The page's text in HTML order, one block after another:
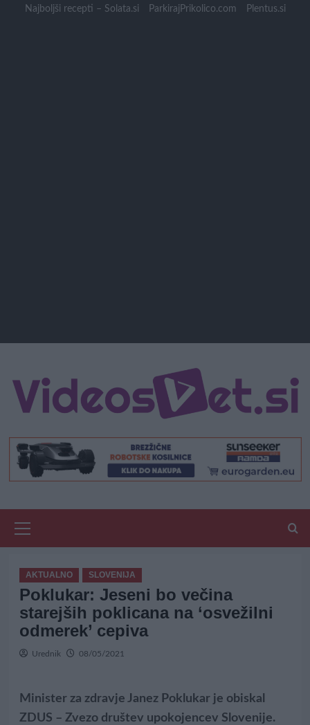
Najboljši recepti – Solata.si ParkirajPrikolico.com Plentus.si
Menu
AKTUALNO SLOVENIJA
Poklukar: Jeseni bo večina
starejših poklicana na ‘osvežilni
odmerek’ cepiva
Urednik 08/05/2021
Minister za zdravje Janez Poklukar je obiskal
ZDUS – Zvezo društev upokojencev Slovenije.